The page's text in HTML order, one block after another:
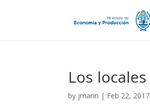
Los
by jmarin | Feb 22, 2017